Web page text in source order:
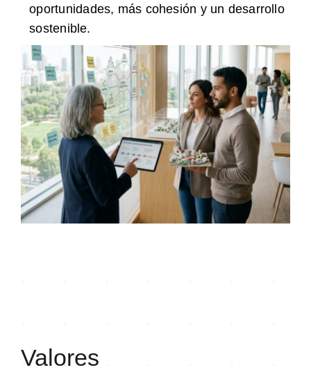
oportunidades, más cohesión y un desarrollo
sostenible.
Valores